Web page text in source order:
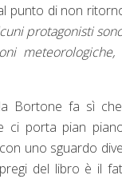
punto di non
protagonisti
Bortone fa sì
ci porta pian
uno sguardo
del libro è il